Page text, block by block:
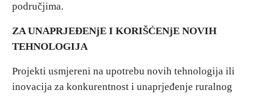
područjima.
ZA UNAPRJEĐENjE I KORIŠĆENjE NOVIH
TEHNOLOGIJA
Projekti usmjereni na upotrebu novih tehnologija ili
inovacija za konkurentnost i unaprjeđenje ruralnog